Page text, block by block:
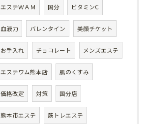
エステＷＡＭ 国分 ビタミンC
血液力 バレンタイン 美顔チケット
お手入れ チョコレート メンズエステ
エステワム熊本店 肌のくすみ
価格改定 対策 国分店
熊本市エステ 筋トレエステ